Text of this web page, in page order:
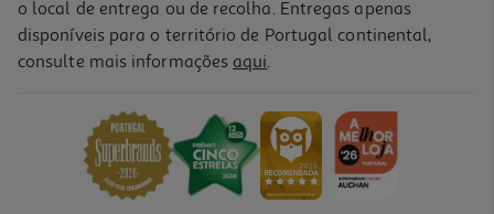
Capa Cellularline Iphone 17 Ultra Strong Mag
29,99 €
o local de entrega ou de recolha. Entregas apenas
disponíveis para o território de Portugal continental,
consulte mais informações aqui.